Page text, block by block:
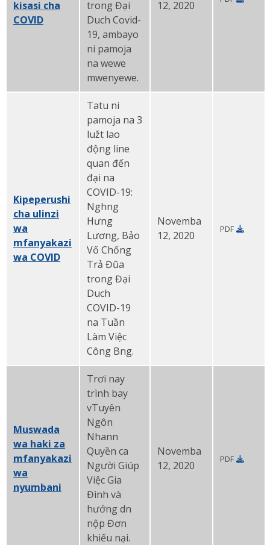
kisasi cha
COVIDPDF
trong Đại
Duch Covid-
19, ambayo
ni pamoja
na wewe
mwenyewe.
12, 2020
Kipeperushi
cha ulinzi
wa
mfanyakazi
wa COVIDPDF
Tatu ni
pamoja na 3
lužt lao
động line
quan đến
đại na
COVID-19:
Nghng
Hưng
Lương, Bảo
Vố Chống
Trả Đũa
trong Đại
Duch
COVID-19
na Tuần
Làm Việc
Công Bng.
Novemba
12, 2020
PDF
Muswada
wa haki za
mfanyakazi
wa
nyumbani
Trơi nay
trình bay
vTuyên
Ngôn
Nhann
Quyền ca
Người Giúp
Việc Gia
Đình và
hướng dn
nộp Đơn
khiếu nại.
Novemba
12, 2020
PDF